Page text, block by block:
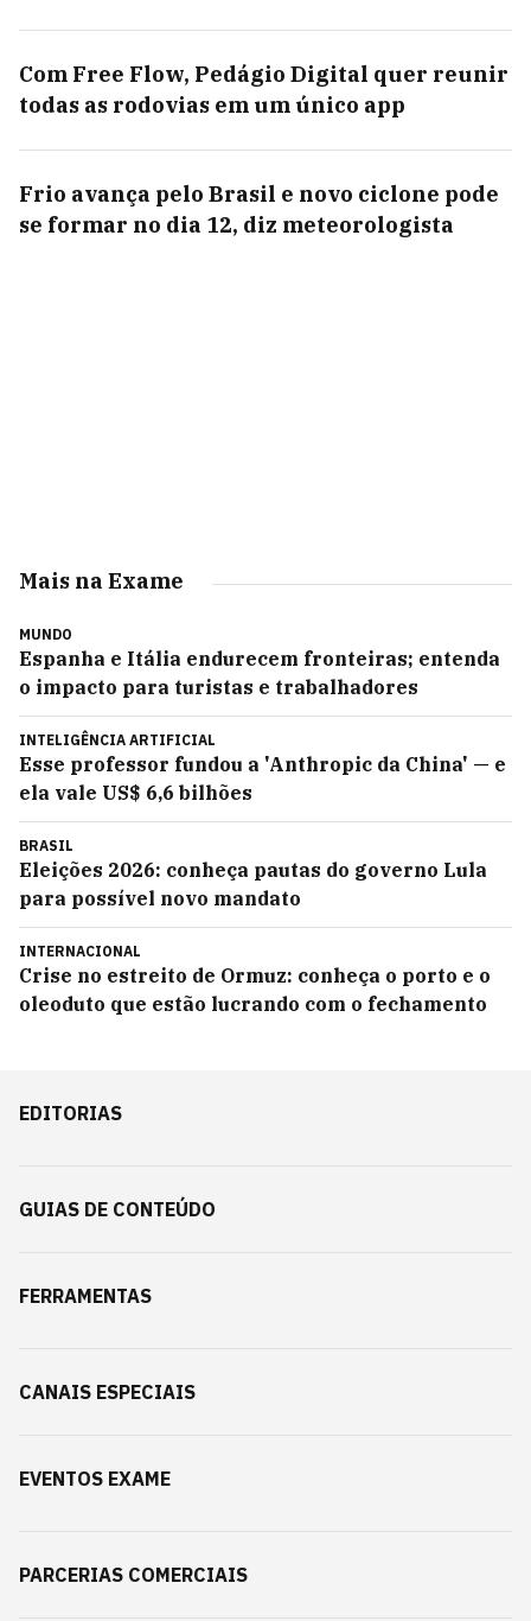
Com Free Flow, Pedágio Digital quer reunir
todas as rodovias em um único app
Frio avança pelo Brasil e novo ciclone pode
se formar no dia 12, diz meteorologista
Mais na Exame
MUNDO
Espanha e Itália endurecem fronteiras; entenda
o impacto para turistas e trabalhadores
INTELIGÊNCIA ARTIFICIAL
Esse professor fundou a 'Anthropic da China' — e
ela vale US$ 6,6 bilhões
BRASIL
Eleições 2026: conheça pautas do governo Lula
para possível novo mandato
INTERNACIONAL
Crise no estreito de Ormuz: conheça o porto e o
oleoduto que estão lucrando com o fechamento
EDITORIAS
GUIAS DE CONTEÚDO
FERRAMENTAS
CANAIS ESPECIAIS
EVENTOS EXAME
PARCERIAS COMERCIAIS